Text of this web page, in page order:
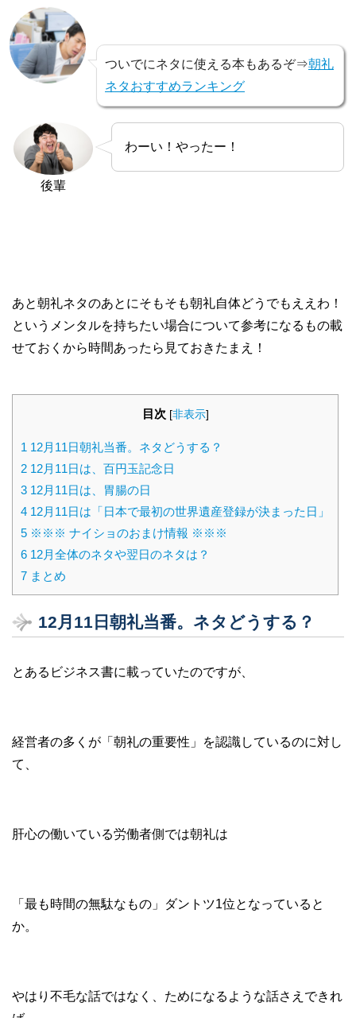
ついでにネタに使える本もあるぞ⇒朝礼
ネタおすすめランキング
後輩
わーい！やったー！
あと朝礼ネタのあとにそもそも朝礼自体どうでもええわ！
というメンタルを持ちたい場合について参考になるもの載
せておくから時間あったら見ておきたまえ！
目次 [非表示]
1 12月11日朝礼当番。ネタどうする？
2 12月11日は、百円玉記念日
3 12月11日は、胃腸の日
4 12月11日は「日本で最初の世界遺産登録が決まった日」
5 ※※※ ナイショのおまけ情報 ※※※
6 12月全体のネタや翌日のネタは？
7 まとめ
12月11日朝礼当番。ネタどうする？
とあるビジネス書に載っていたのですが、
経営者の多くが「朝礼の重要性」を認識しているのに対し
て、
肝心の働いている労働者側では朝礼は
「最も時間の無駄なもの」ダントツ1位となっていると
か。
やはり不毛な話ではなく、ためになるような話さえできれ